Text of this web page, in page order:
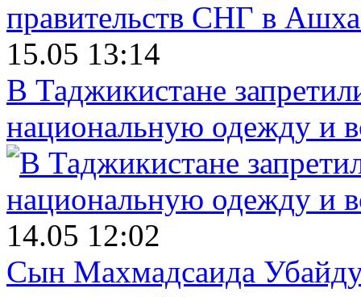
15.05 13:14
В Таджикистане
национальную одежду и
14.05 12:02
Сын Махмадсаида